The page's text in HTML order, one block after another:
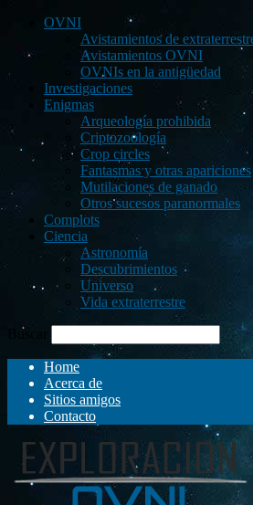
OVNI
Avistamientos de
Avistamientos OVNI
OVNIs en la antigüedad
Investigaciones
Enigmas
Arqueología prohibida
Criptozoología
Crop circles
Fantasmas y otras apariciones
Mutilaciones de ganado
Otros sucesos paranormales
Complots
Ciencia
Astronomía
Descubrimientos
Universo
Vida extraterrestre
Buscar
Home
Acerca de
Sitios amigos
Contacto